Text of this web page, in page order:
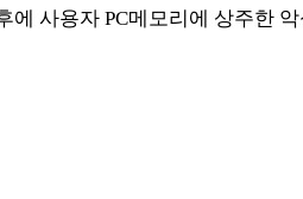
사용자 PC메모리에 상주한